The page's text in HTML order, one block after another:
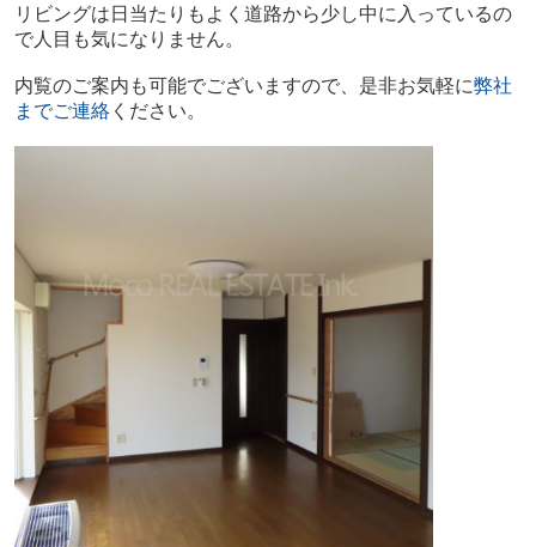
リビングは日当たりもよく道路から少し中に入っているの
で人目も気になりません。
内覧のご案内も可能でございますので、是非お気軽に弊社
までご連絡ください。